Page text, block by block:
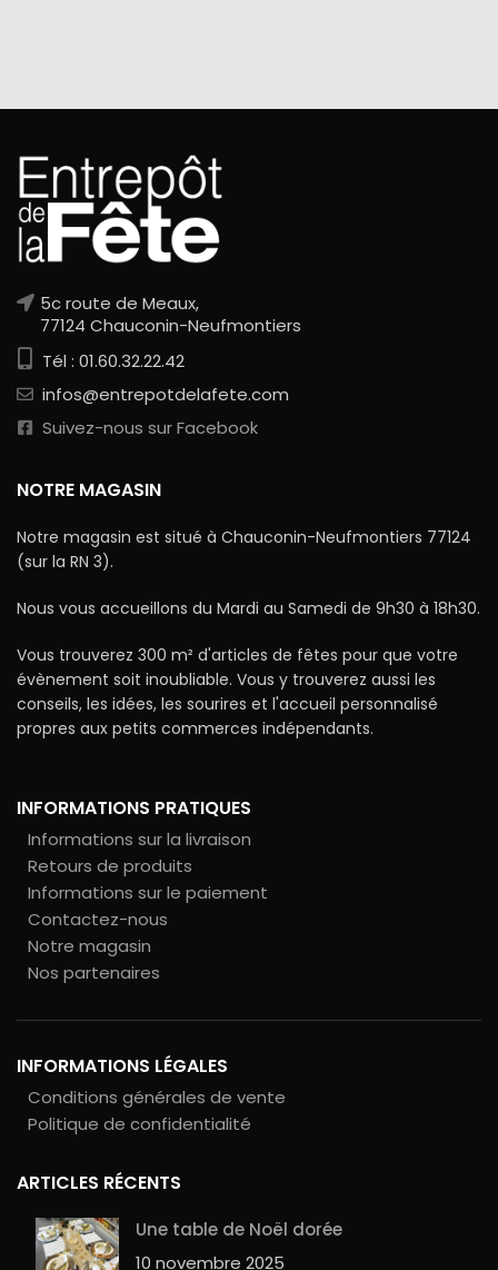
5c route de Meaux,
77124 Chauconin-Neufmontiers
Tél : 01.60.32.22.42
infos@entrepotdelafete.com
Suivez-nous sur Facebook
NOTRE MAGASIN
Notre magasin est situé à Chauconin-Neufmontiers 77124
(sur la RN 3).
Nous vous accueillons du Mardi au Samedi de 9h30 à 18h30.
Vous trouverez 300 m² d'articles de fêtes pour que votre
évènement soit inoubliable. Vous y trouverez aussi les
conseils, les idées, les sourires et l'accueil personnalisé
propres aux petits commerces indépendants.
INFORMATIONS PRATIQUES
Informations sur la livraison
Retours de produits
Informations sur le paiement
Contactez-nous
Notre magasin
Nos partenaires
INFORMATIONS LÉGALES
Conditions générales de vente
Politique de confidentialité
ARTICLES RÉCENTS
Une table de Noël dorée
10 novembre 2025